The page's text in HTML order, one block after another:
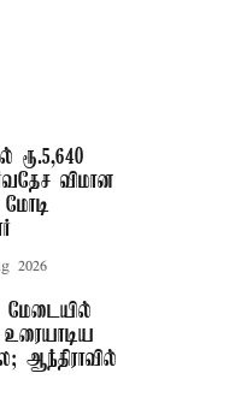
ரூ.5,640
விமான
மோடி
2026
மேடையில்
ஆந்திராவில்